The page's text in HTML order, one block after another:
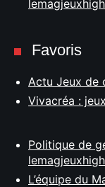
Favoris
Actu Jeux de
Vivacréa :
Politique de
L’équipe du